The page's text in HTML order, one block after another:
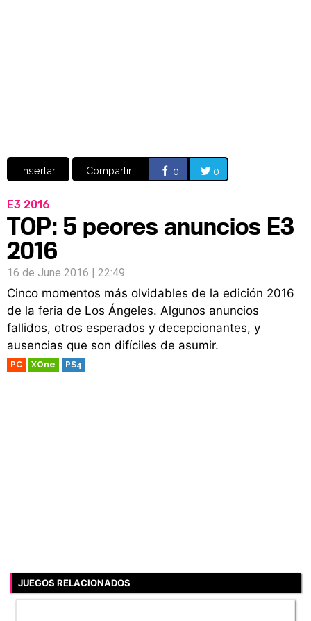
Insertar Compartir: 0 0
E3 2016
TOP: 5 peores anuncios E3
2016
16 de June 2016 | 22:49
Cinco momentos más olvidables de la edición 2016
de la feria de Los Ángeles. Algunos anuncios
fallidos, otros esperados y decepcionantes, y
ausencias que son difíciles de asumir.
PC XOne PS4
JUEGOS RELACIONADOS